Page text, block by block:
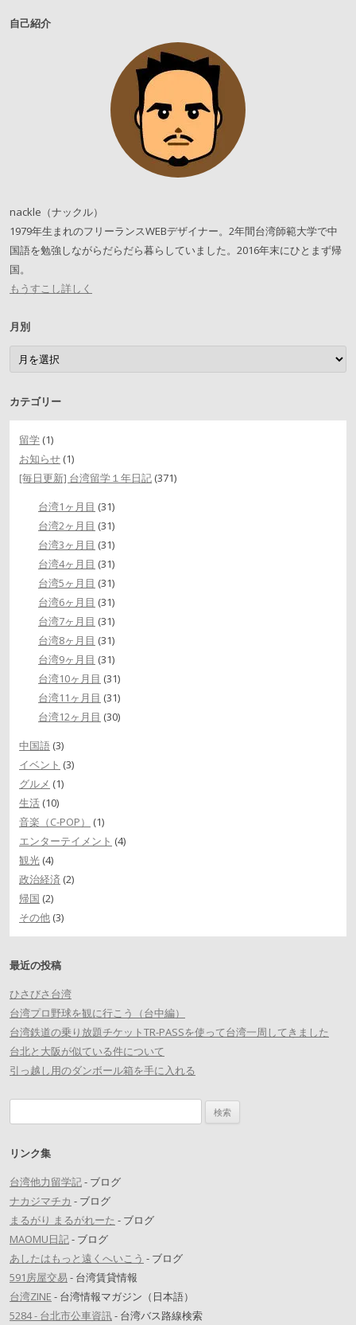
自己紹介
nackle（ナックル）
1979年生まれのフリーランスWEBデザイナー。2年間台湾師範大学で中
国語を勉強しながらだらだら暮らしていました。2016年末にひとまず帰
国。
もうすこし詳しく
月別
月別
カテゴリー
留学 (1)
お知らせ (1)
[毎日更新] 台湾留学１年日記 (371)
台湾1ヶ月目 (31)
台湾2ヶ月目 (31)
台湾3ヶ月目 (31)
台湾4ヶ月目 (31)
台湾5ヶ月目 (31)
台湾6ヶ月目 (31)
台湾7ヶ月目 (31)
台湾8ヶ月目 (31)
台湾9ヶ月目 (31)
台湾10ヶ月目 (31)
台湾11ヶ月目 (31)
台湾12ヶ月目 (30)
中国語 (3)
イベント (3)
グルメ (1)
生活 (10)
音楽（C-POP）
(1)
エンターテイメント (4)
観光 (4)
政治経済 (2)
帰国 (2)
その他 (3)
最近の投稿
ひさびさ台湾
台湾プロ野球を観に行こう（台中編）
台湾鉄道の乗り放題チケットTR-PASSを使って台湾一周してきました
台北と大阪が似ている件について
引っ越し用のダンボール箱を手に入れる
リンク集
台湾他力留学記- ブログ
ナカジマチカ - ブログ
まるがり まるがれーた - ブログ
MAOMU日記- ブログ
あしたはもっと遠くへいこう - ブログ
591房屋交易 - 台湾賃貸情報
台湾ZINE - 台湾情報マガジン（日本語）
5284 - 台北市公車資訊- 台湾バス路線検索